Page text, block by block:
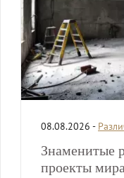
08.08.2026 -
Знаменитые
проекты